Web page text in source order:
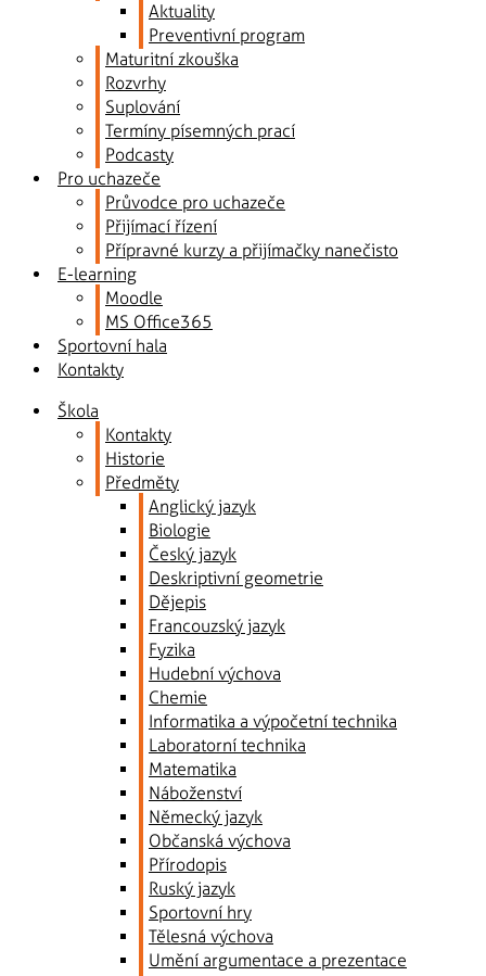
Aktuality
Preventivní program
Maturitní zkouška
Rozvrhy
Suplování
Termíny písemných prací
Podcasty
Pro uchazeče
Průvodce pro uchazeče
Přijímací řízení
Přípravné kurzy a přijímačky nanečisto
E-learning
Moodle
MS Office365
Sportovní hala
Kontakty
Škola
Kontakty
Historie
Předměty
Anglický jazyk
Biologie
Český jazyk
Deskriptivní geometrie
Dějepis
Francouzský jazyk
Fyzika
Hudební výchova
Chemie
Informatika a výpočetní technika
Laboratorní technika
Matematika
Náboženství
Německý jazyk
Občanská výchova
Přírodopis
Ruský jazyk
Sportovní hry
Tělesná výchova
Umění argumentace a prezentace